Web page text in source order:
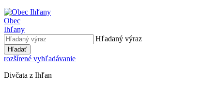
Obec
Ihľany
Hľadaný výraz
Hľadať
rozšírené vyhľadávanie
Divčata z Ihľan